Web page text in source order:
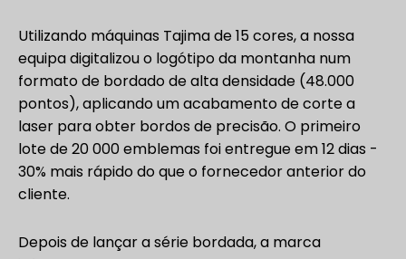
Utilizando máquinas Tajima de 15 cores, a nossa
equipa digitalizou o logótipo da montanha num
formato de bordado de alta densidade (48.000
pontos), aplicando um acabamento de corte a
laser para obter bordos de precisão. O primeiro
lote de 20 000 emblemas foi entregue em 12 dias -
30% mais rápido do que o fornecedor anterior do
cliente.
Depois de lançar a série bordada, a marca